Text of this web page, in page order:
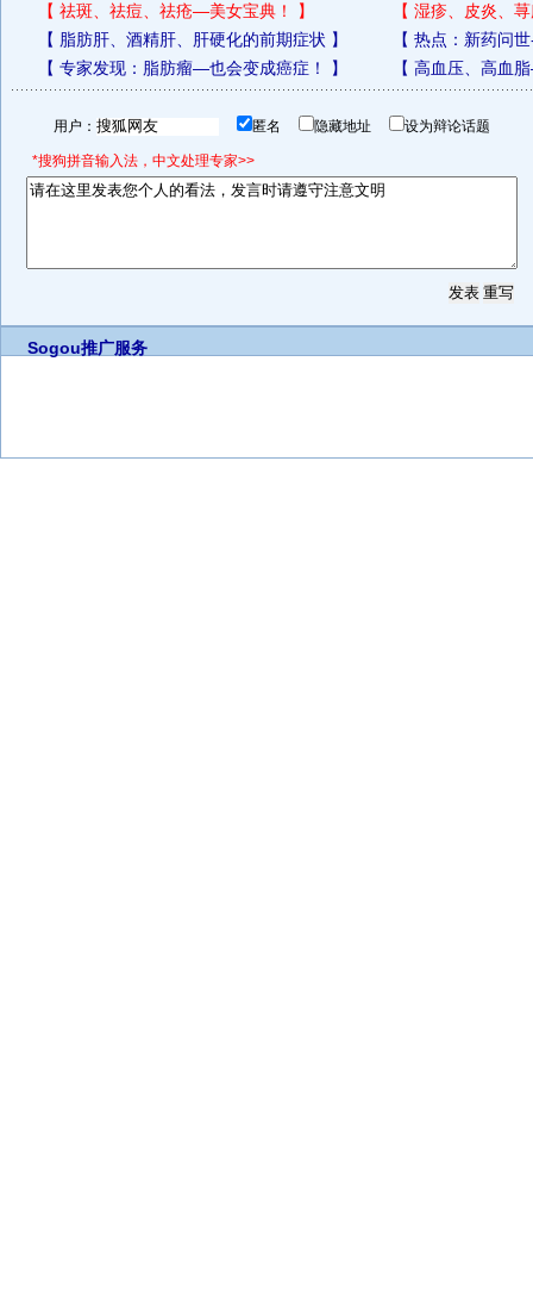
【 祛斑、祛痘、祛疮—美女宝典！ 】 【 湿疹、皮炎、
【 脂肪肝、酒精肝、肝硬化的前期症状 】 【 热点：新药问
【 专家发现：脂肪瘤—也会变成癌症！ 】 【 高血压、高血
用户： 匿名 隐藏地址 设为辩论话题
*搜狗拼音输入法，中文处理专家>>
Sogou推广服务